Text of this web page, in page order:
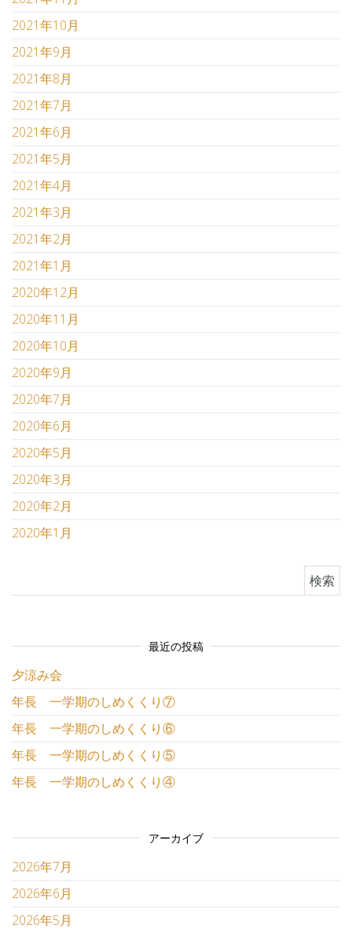
2021年10月
2021年9月
2021年8月
2021年7月
2021年6月
2021年5月
2021年4月
2021年3月
2021年2月
2021年1月
2020年12月
2020年11月
2020年10月
2020年9月
2020年7月
2020年6月
2020年5月
2020年3月
2020年2月
2020年1月
最近の投稿
夕涼み会
年長 一学期のしめくくり⑦
年長 一学期のしめくくり⑥
年長 一学期のしめくくり⑤
年長 一学期のしめくくり④
アーカイブ
2026年7月
2026年6月
2026年5月